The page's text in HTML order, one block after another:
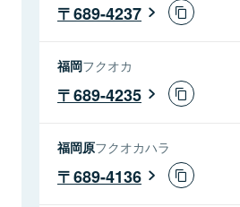
689-4237
福岡フクオカ
689-4235
福岡原フクオカハラ
689-4136